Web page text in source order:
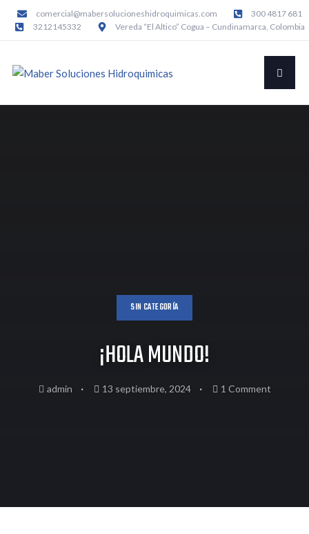
comercial@mabersolucioneshidroquimicas.com
300 4817 681
3212145332
Vereda “El Altico” Cogua – Cundinamarca, Colombia
SIN CATEGORÍA
¡HOLA MUNDO!
admin 13 septiembre, 2024 1 Comment